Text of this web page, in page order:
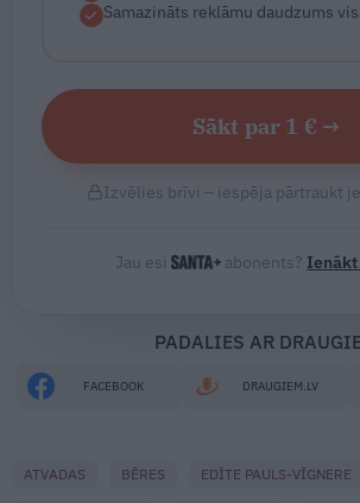
Samazināts reklāmu daudzums
Sākt par 1 € →
Izvēlies brīvi – iespēja pārtraukt
Jau esi abonents?
PADALIES AR
FACEBOOK DRAUGIEM.LV
ATVADAS BĒRES EDĪTE PAULS-VĪGNERE